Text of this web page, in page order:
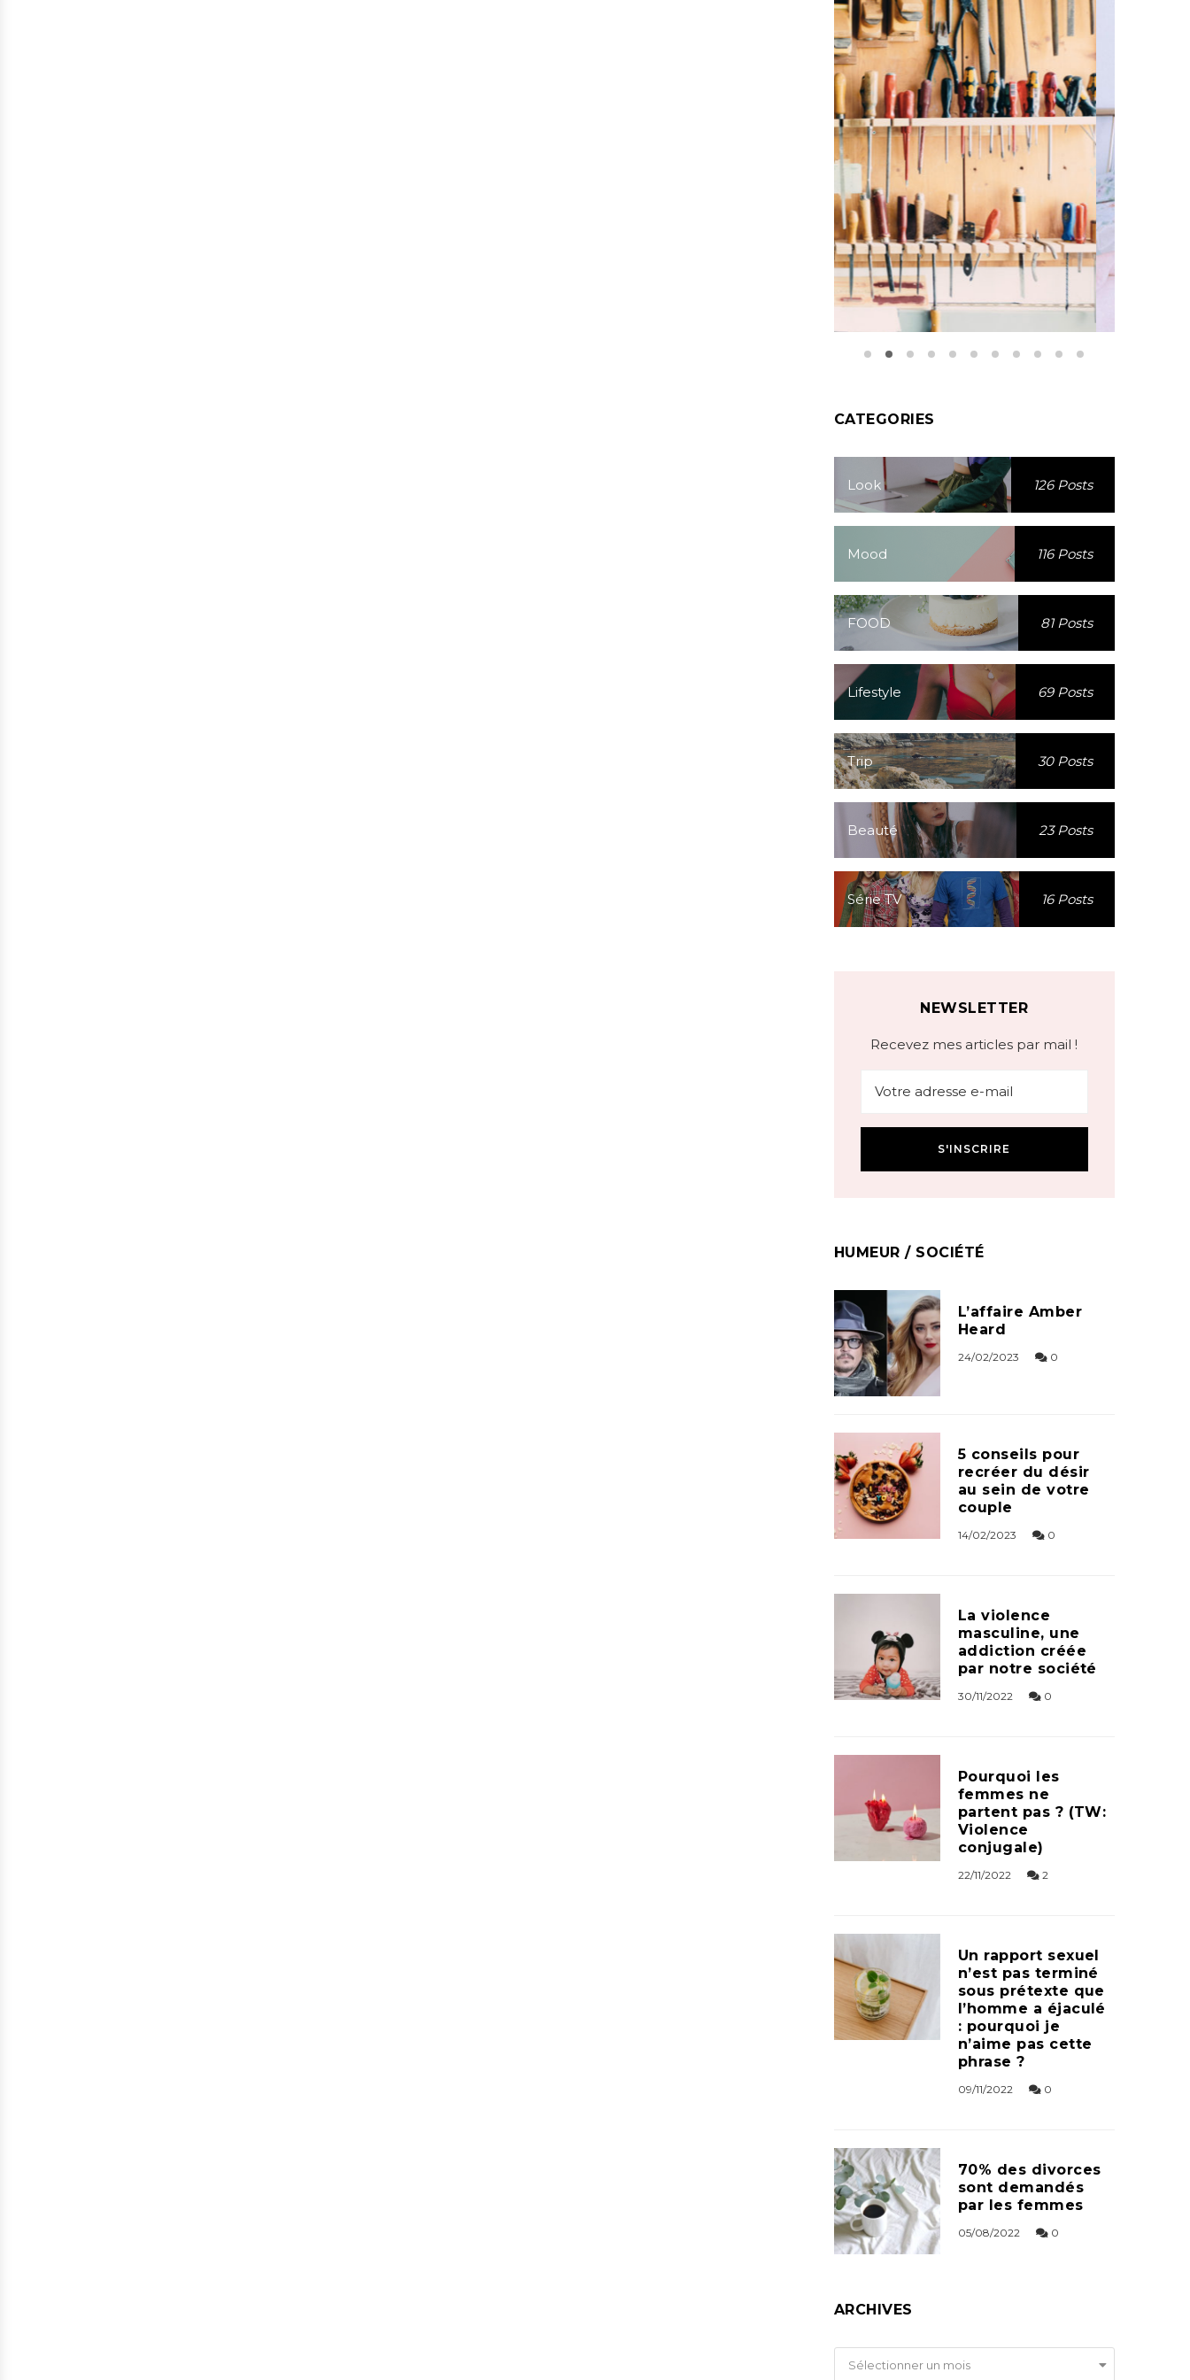
CATEGORIES
Look 126 Posts
Mood 116 Posts
FOOD 81 Posts
Lifestyle 69 Posts
Trip 30 Posts
Beauté 23 Posts
Série TV 16 Posts
NEWSLETTER
Recevez mes articles par mail !
HUMEUR / SOCIÉTÉ
L’affaire Amber
Heard
24/02/2023 0
5 conseils pour
recréer du désir
au sein de votre
couple
14/02/2023 0
La violence
masculine, une
addiction créée
par notre société
30/11/2022 0
Pourquoi les
femmes ne
partent pas ? (TW:
Violence
conjugale)
22/11/2022 2
Un rapport sexuel
n’est pas terminé
sous prétexte que
l’homme a éjaculé
: pourquoi je
n’aime pas cette
phrase ?
09/11/2022 0
70% des divorces
sont demandés
par les femmes
05/08/2022 0
ARCHIVES
Archives
Sélectionner un mois